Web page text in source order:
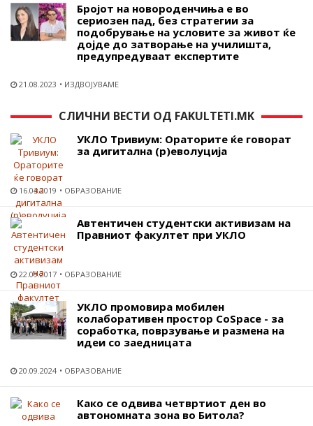
Бројот на новороденчиња е во
сериозен пад, без стратегии за
подобрување на условите за живот ќе
дојде до затворање на училишта,
предупредуваат експертите
21.08.2023 ИЗДВОЈУВАМЕ
СЛИЧНИ ВЕСТИ ОД FAKULTETI.MK
УКЛО Тривиум: Ораторите ќе говорат
за дигитална (р)еволуција
16.04.2019 ОБРАЗОВАНИЕ
Автентичен студентски активизам на
Правниот факултет при УКЛО
22.09.2017 ОБРАЗОВАНИЕ
УКЛО промовира мобилен
колаборативен простор CoSpace - за
соработка, поврзување и размена на
идеи со заедницата
20.09.2024 ОБРАЗОВАНИЕ
Како се одвива четвртиот ден во
автономната зона во Битола?